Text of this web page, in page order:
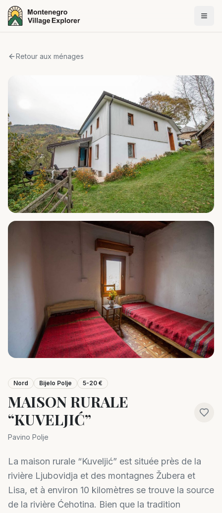
Retour aux ménages
Nord Bijelo Polje 5-20 €
MAISON RURALE
“KUVELJIĆ”
Pavino Polje
La maison rurale “Kuveljić” est située près de la
rivière Ljubovidja et des montagnes Žubera et
Lisa, et à environ 10 kilomètres se trouve la source
de la rivière Ćehotina. Bien que la tradition